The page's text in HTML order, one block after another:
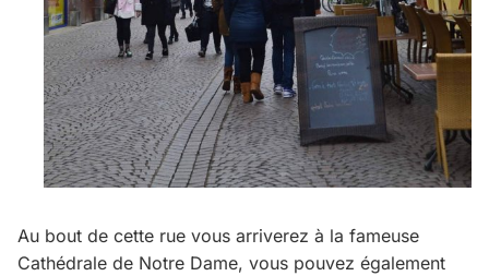
Au bout de cette rue vous arriverez à la fameuse
Cathédrale de Notre Dame, vous pouvez également